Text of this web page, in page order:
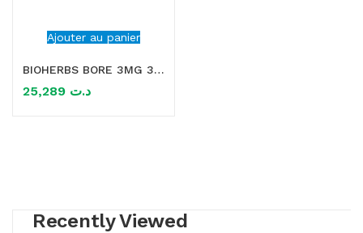
médical)
Ajouter au panier
BIOHERBS BORE 3MG 30 GELULES
د.ت
Recently Viewed